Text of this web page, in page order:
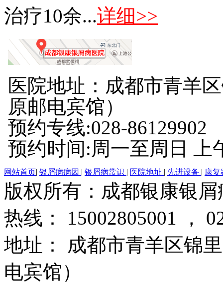
治疗10余...详细>>
医院地址：成都市青羊
原邮电宾馆）
预约专线:028-86129902
预约时间:周一至周日 上
网站首页| 银屑病病因 | 银屑病常识 | 医院地址 | 先进设备 | 康
版权所有：成都银康银
热线： 15002805001 ，
地址： 成都市青羊区锦
电宾馆）